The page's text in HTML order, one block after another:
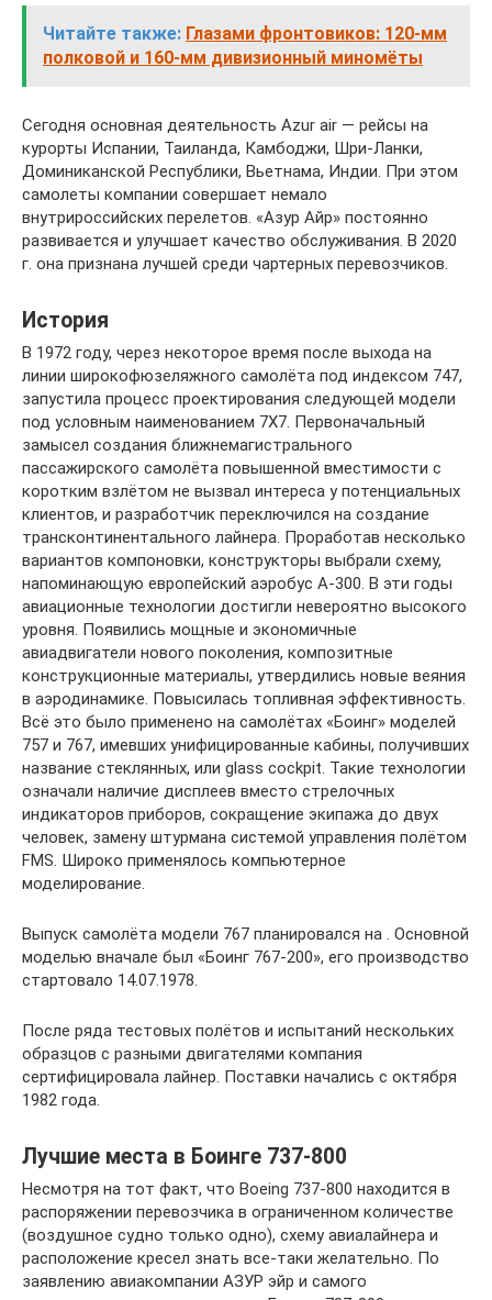
Читайте также: Глазами фронтовиков: 120-мм
полковой и 160-мм дивизионный миномёты
Сегодня основная деятельность Azur air — рейсы на
курорты Испании, Таиланда, Камбоджи, Шри-Ланки,
Доминиканской Республики, Вьетнама, Индии. При этом
самолеты компании совершает немало
внутрироссийских перелетов. «Азур Айр» постоянно
развивается и улучшает качество обслуживания. В 2020
г. она признана лучшей среди чартерных перевозчиков.
История
В 1972 году, через некоторое время после выхода на
линии широкофюзеляжного самолёта под индексом 747,
запустила процесс проектирования следующей модели
под условным наименованием 7X7. Первоначальный
замысел создания ближнемагистрального
пассажирского самолёта повышенной вместимости с
коротким взлётом не вызвал интереса у потенциальных
клиентов, и разработчик переключился на создание
трансконтинентального лайнера. Проработав несколько
вариантов компоновки, конструкторы выбрали схему,
напоминающую европейский аэробус A-300. В эти годы
авиационные технологии достигли невероятно высокого
уровня. Появились мощные и экономичные
авиадвигатели нового поколения, композитные
конструкционные материалы, утвердились новые веяния
в аэродинамике. Повысилась топливная эффективность.
Всё это было применено на самолётах «Боинг» моделей
757 и 767, имевших унифицированные кабины, получивших
название стеклянных, или glass cockpit. Такие технологии
означали наличие дисплеев вместо стрелочных
индикаторов приборов, сокращение экипажа до двух
человек, замену штурмана системой управления полётом
FMS. Широко применялось компьютерное
моделирование.
Выпуск самолёта модели 767 планировался на . Основной
моделью вначале был «Боинг 767-200», его производство
стартовало 14.07.1978.
После ряда тестовых полётов и испытаний нескольких
образцов с разными двигателями компания
сертифицировала лайнер. Поставки начались с октября
1982 года.
Лучшие места в Боинге 737-800
Несмотря на тот факт, что Boeing 737-800 находится в
распоряжении перевозчика в ограниченном количестве
(воздушное судно только одно), схему авиалайнера и
расположение кресел знать все-таки желательно. По
заявлению авиакомпании АЗУР эйр и самого